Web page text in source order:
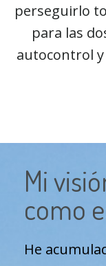
perseguirlo
para las
autocontrol
Mi
como
He